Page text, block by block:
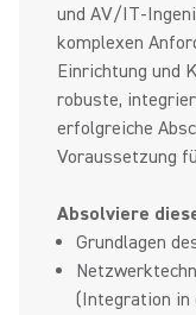
und AV/
komplexen
Einrichtung und
robuste,
erfolgreiche
Voraussetzung
Absolviere
Grundlagen
(Integration in